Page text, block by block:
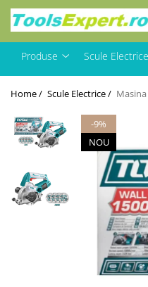
Produse
Total
Produse Scule Electrice
Home / Scule Electrice /
-9%
NOU